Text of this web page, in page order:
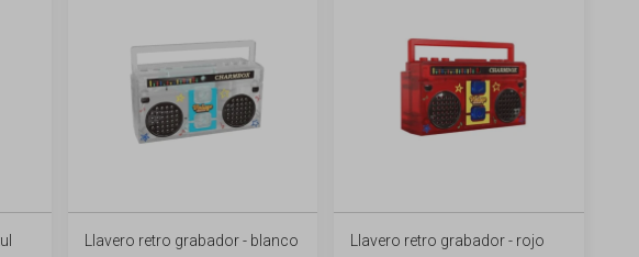
Llavero retro grabador - blanco Llavero retro grabador - rojo